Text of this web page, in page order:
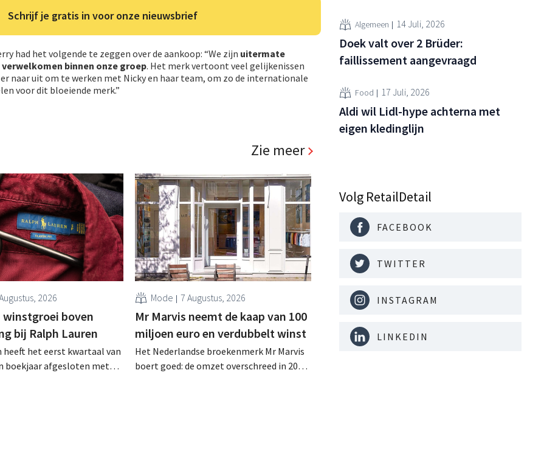
Schrijf je gratis in voor onze nieuwsbrief
had het volgende te zeggen over de aankoop: “We zijn uitermate
binnen onze groep. Het merk vertoont veel gelijkenissen
naar uit om te werken met Nicky en haar team, om zo de internationale
voor dit bloeiende merk.”
Zie meer
2026
winstgroei boven
bij Ralph Lauren
heeft het eerst kwartaal van
boekjaar afgesloten met
Mode 7 Augustus, 2026
Mr Marvis neemt de kaap van 100
miljoen euro en verdubbelt winst
Het Nederlandse broekenmerk Mr Marvis
boert goed: de omzet overschreed in 2025
Algemeen 14 Juli, 2026
Doek valt over 2 Brüder:
faillissement aangevraagd
Food 17 Juli, 2026
Aldi wil Lidl-hype achterna met
eigen kledinglijn
Volg RetailDetail
FACEBOOK
TWITTER
INSTAGRAM
LINKEDIN